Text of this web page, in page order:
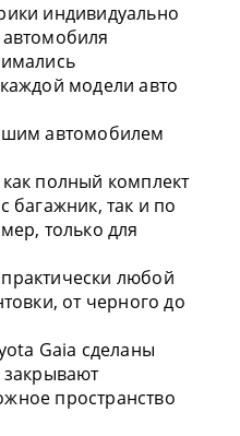
индивидуально
модели авто
автомобилем
полный комплект
багажник, так и по
только для
любой
от черного до
Gaia сделаны
пространство